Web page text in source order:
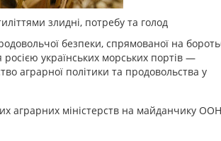
злидні, потребу та голод
безпеки, спрямованої на
українських морських портів —
аграрної політики та продовольства у
аграрних міністерств на майданчику